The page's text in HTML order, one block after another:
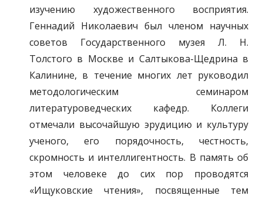
изучению художественного восприятия.
Геннадий Николаевич был членом научных
советов Государственного музея Л. Н.
Толстого в Москве и Салтыкова-Щедрина в
Калинине, в течение многих лет руководил
методологическим семинаром
литературоведческих кафедр. Коллеги
отмечали высочайшую эрудицию и культуру
ученого, его порядочность, честность,
скромность и интеллигентность. В память об
этом человеке до сих пор проводятся
«Ищуковские чтения», посвященные тем